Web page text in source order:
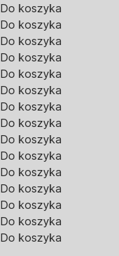
Do koszyka
Do koszyka
Do koszyka
Do koszyka
Do koszyka
Do koszyka
Do koszyka
Do koszyka
Do koszyka
Do koszyka
Do koszyka
Do koszyka
Do koszyka
Do koszyka
Do koszyka